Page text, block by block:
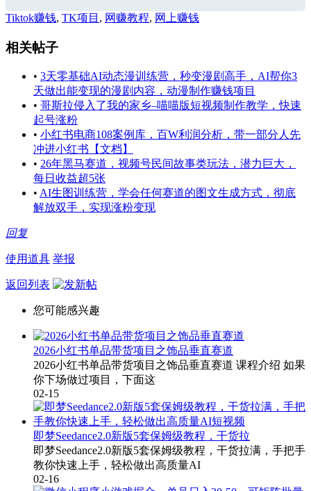
Tiktok赚钱, TK项目 , 网赚教程, 网上赚钱
相关帖子
• 3天零基础AI动态漫训练营，秒变漫剧高手，AI帮你3
天做出能变现的漫剧内容，动漫制作赚钱项目
• 哥斯拉侵入了我的家乡–喵喵版短视频制作教学，快速
起号涨粉
• 小红书电商108案例库，百W利润分析，带一部分人先
冲进小红书【文档】
• 26年黑马赛道，视频号民间故事类玩法，潜力巨大，
每日收益超5张
• AI生图训练营，学会任何赛道的图文生成方式，彻底
解放双手，实现涨粉变现
回复
使用道具 举报
返回列表
您可能感兴趣
2026小红书单品带货项目之饰品垂直赛道
2026小红书单品带货项目之饰品垂直赛道 课程介绍 如果
你下场做过项目，下面这
02-15
即梦Seedance2.0新版5套保姆级教程，干货拉
即梦Seedance2.0新版5套保姆级教程，干货拉满，手把手
教你快速上手，轻松做出高质量AI
02-16